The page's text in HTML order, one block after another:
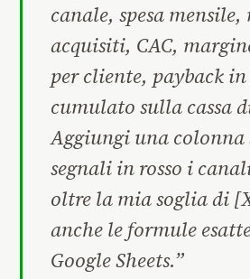
canale, spesa
acquisiti, CAC,
per cliente, payback
cumulato sulla cassa
Aggiungi una colonna
segnali in rosso i
oltre la mia soglia di
anche le formule
Google Sheets.”